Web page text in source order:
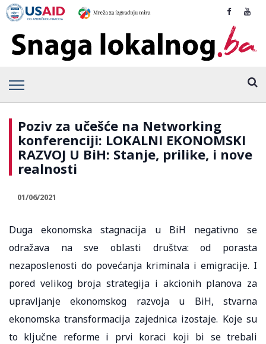
Poziv za učešće na Networking
konferenciji: LOKALNI EKONOMSKI
RAZVOJ U BiH: Stanje, prilike, i nove
realnosti
01/06/2021
Duga ekonomska stagnacija u BiH negativno se
odražava na sve oblasti društva: od porasta
nezaposlenosti do povećanja kriminala i emigracije. I
pored velikog broja strategija i akcionih planova za
upravljanje ekonomskog razvoja u BiH, stvarna
ekonomska transformacija zajednica izostaje. Koje su
to ključne reforme i prvi koraci koji bi se trebali